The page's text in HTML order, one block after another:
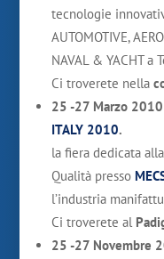
tecnologie
AUTOMOTIVE,
NAVAL & YACHT a
Ci troverete nella
25 -27 Marzo 2010
ITALY 2010.
la fiera dedicata
Qualità presso
l’industria
Ci troverete al
25 -27 Novembre